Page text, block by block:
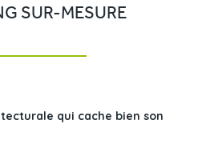
SUR-MESURE
qui cache bien son